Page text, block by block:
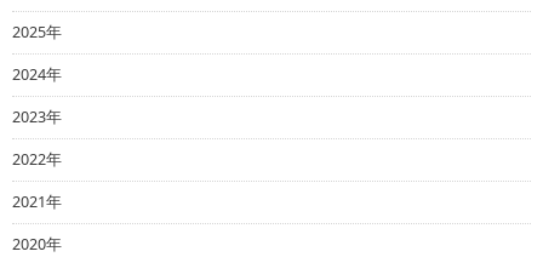
2025年
2024年
2023年
2022年
2021年
2020年